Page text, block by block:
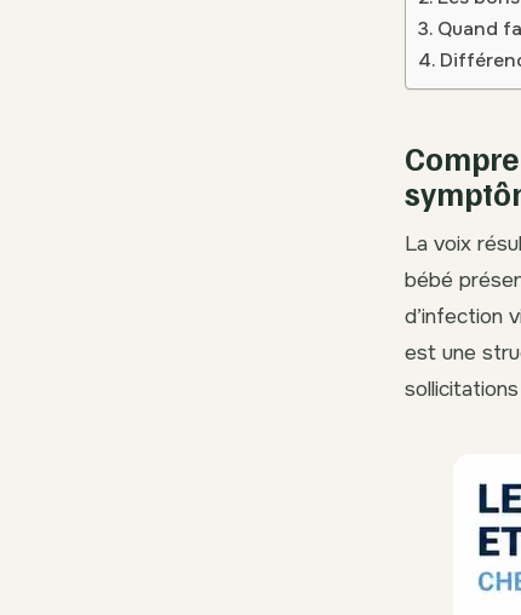
Quand
La voix
bébé
d’infection
est une